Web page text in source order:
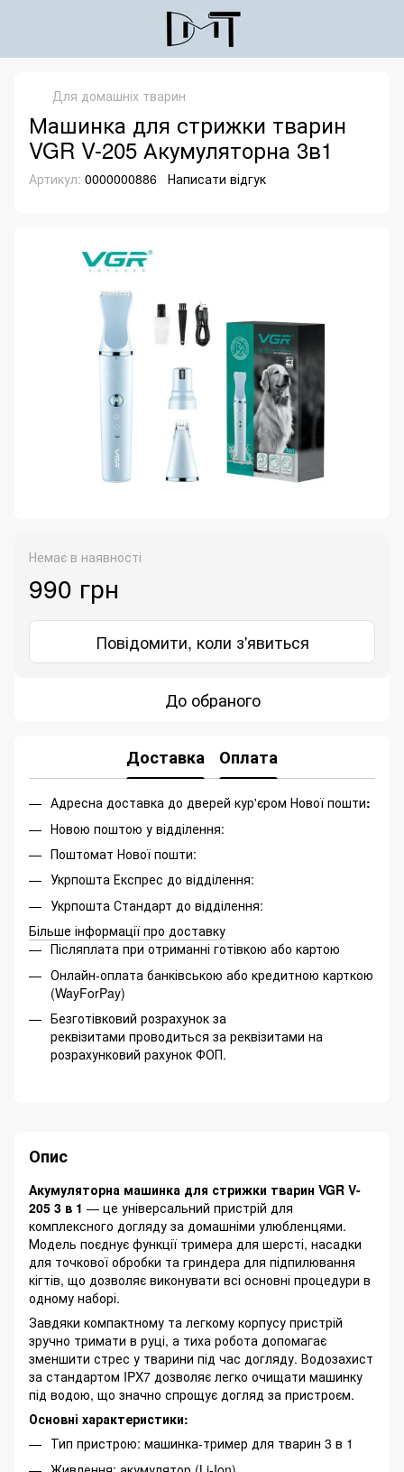
Для домашніх тварин
Машинка для стрижки тварин
VGR V-205 Акумуляторна 3в1
Артикул: 0000000886 Написати відгук
Немає в наявності
990 грн
Повідомити, коли з'явиться
До обраного
Доставка Оплата
Адресна доставка до дверей кур'єром Нової пошти:
Новою поштою у відділення:
Поштомат Нової пошти:
Укрпошта Експрес до відділення:
Укрпошта Стандарт до відділення:
Більше інформації про доставку
Післяплата при отриманні готівкою або картою
Онлайн-оплата банківською або кредитною карткою
(WayForPay)
Безготівковий розрахунок за
реквізитами проводиться за реквізитами на
розрахунковий рахунок ФОП.
Опис
Акумуляторна машинка для стрижки тварин VGR V-
205 3 в 1 — це універсальний пристрій для
комплексного догляду за домашніми улюбленцями.
Модель поєднує функції тримера для шерсті, насадки
для точкової обробки та гриндера для підпилювання
кігтів, що дозволяє виконувати всі основні процедури в
одному наборі.
Завдяки компактному та легкому корпусу пристрій
зручно тримати в руці, а тиха робота допомагає
зменшити стрес у тварини під час догляду. Водозахист
за стандартом IPX7 дозволяє легко очищати машинку
під водою, що значно спрощує догляд за пристроєм.
Основні характеристики:
Тип пристрою: машинка-тример для тварин 3 в 1